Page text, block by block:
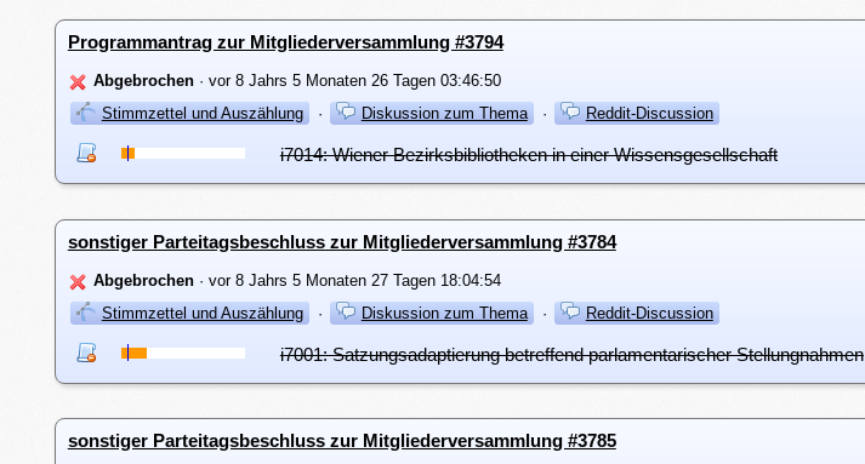
Programmantrag zur Mitgliederversammlung #3794
Abgebrochen· vor 8 Jahrs 5 Monaten 26 Tagen 03:46:50
Stimmzettel und Auszählung
· Diskussion zum Thema · Reddit-Discussion
i7014: Wiener Bezirksbibliotheken in einer Wissensgesellschaft
sonstiger Parteitagsbeschluss zur Mitgliederversammlung #3784
Abgebrochen· vor 8 Jahrs 5 Monaten 27 Tagen 18:04:54
Stimmzettel und Auszählung
· Diskussion zum Thema · Reddit-Discussion
i7001: Satzungsadaptierung betreffend parlamentarischer Stellungnahmen
sonstiger Parteitagsbeschluss zur Mitgliederversammlung #3785